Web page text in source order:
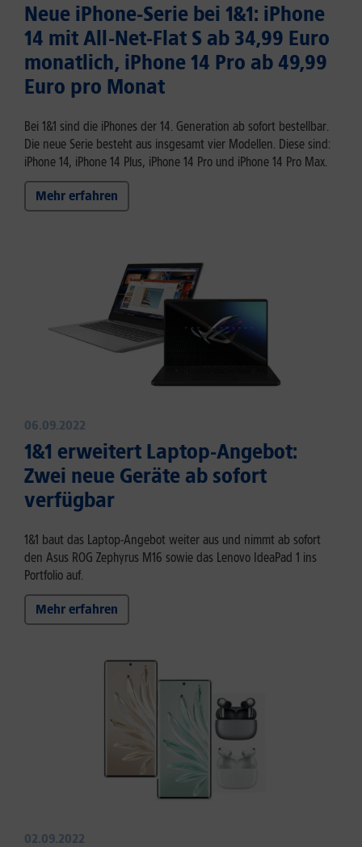
Neue iPhone-Serie bei 1&1: iPhone
14 mit All-Net-Flat S ab 34,99 Euro
monatlich, iPhone 14 Pro ab 49,99
Euro pro Monat
Bei 1&1 sind die iPhones der 14. Generation ab sofort bestellbar.
Die neue Serie besteht aus insgesamt vier Modellen. Diese sind:
iPhone 14, iPhone 14 Plus, iPhone 14 Pro und iPhone 14 Pro Max.
Mehr erfahren
06.09.2022
1&1 erweitert Laptop-Angebot:
Zwei neue Geräte ab sofort
verfügbar
1&1 baut das Laptop-Angebot weiter aus und nimmt ab sofort
den Asus ROG Zephyrus M16 sowie das Lenovo IdeaPad 1 ins
Portfolio auf.
Mehr erfahren
02.09.2022